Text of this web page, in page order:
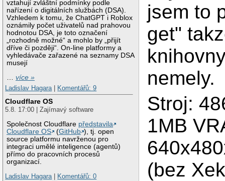
vztahují zvláštní podmínky podle
nařízení o digitálních službách (DSA).
Vzhledem k tomu, že ChatGPT i Roblox
oznámily počet uživatelů nad prahovou
hodnotou DSA, je toto označení
„rozhodně možné“ a mohlo by „přijít
dříve či později“. On-line platformy a
vyhledávače zařazené na seznamy DSA
musejí
…více »
Ladislav Hagara| Komentářů: 9
Cloudflare OS
5.8. 17:00 | Zajímavý software
Společnost Cloudflare představila
Cloudflare OS
(GitHub ), tj. open
source platformu navrženou pro
integraci umělé inteligence (agentů)
přímo do pracovních procesů
organizací.
Ladislav Hagara| Komentářů: 0
jsem to
get"
nemely.
Stroj:
1MB
(bez